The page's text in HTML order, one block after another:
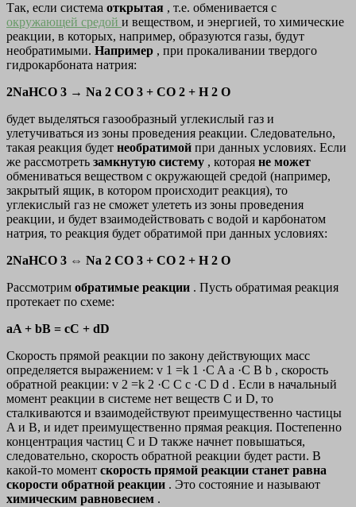
Так, если система открытая , т.е. обменивается с
окружающей средой и веществом, и энергией, то химические
реакции, в которых, например, образуются газы, будут
необратимыми. Например , при прокаливании твердого
гидрокарбоната натрия:
2NaHCO 3 → Na 2 CO 3 + CO 2 + H 2 O
будет выделяться газообразный углекислый газ и
улетучиваться из зоны проведения реакции. Следовательно,
такая реакция будет необратимой при данных условиях. Если
же рассмотреть замкнутую систему , которая не может
обмениваться веществом с окружающей средой (например,
закрытый ящик, в котором происходит реакция), то
углекислый газ не сможет улететь из зоны проведения
реакции, и будет взаимодействовать с водой и карбонатом
натрия, то реакция будет обратимой при данных условиях:
2NaHCO 3 ⇔ Na 2 CO 3 + CO 2 + H 2 O
Рассмотрим обратимые реакции . Пусть обратимая реакция
протекает по схеме:
aA + bB = cC + dD
Скорость прямой реакции по закону действующих масс
определяется выражением: v 1 =k 1 ·C A a ·C B b , скорость
обратной реакции: v 2 =k 2 ·C С с ·C D d . Если в начальный
момент реакции в системе нет веществ C и D, то
сталкиваются и взаимодействуют преимущественно частицы
A и B, и идет преимущественно прямая реакция. Постепенно
концентрация частиц C и D также начнет повышаться,
следовательно, скорость обратной реакции будет расти. В
какой-то момент скорость прямой реакции станет равна
скорости обратной реакции . Это состояние и называют
химическим равновесием .